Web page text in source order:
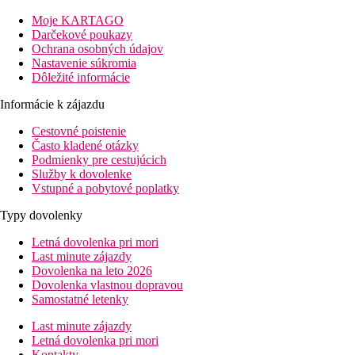
Vzdialenosť
pláže: cca 600 m
letisko: 25 km Varna
centrá: 0.5 km
Dvojlôžková izba
kúpeľňa/WC
klimatizácia
TV/sat.
telefón
balkón alebo terasa
Ostatné typy izieb(pokiaľ nie je uvedené inak, majú izby
vyššie uvedené vybavenie)
Dvojlôžková izba, Promo:
ponuka, izby môžu byť umiestnené v menej výhodnej
Dvojlôžková izba, Superior:
Rodinná izba:2 prepojené izby
Moje KARTAGO
Darčekové poukazy
Ochrana osobných údajov
Nastavenie súkromia
Dôležité informácie
Informácie k zájazdu
Cestovné poistenie
Často kladené otázky
Podmienky pre cestujúcich
Služby k dovolenke
Vstupné a pobytové poplatky
Typy dovolenky
Letná dovolenka pri mori
Last minute zájazdy
Dovolenka na leto 2026
Dovolenka vlastnou dopravou
Samostatné letenky
Last minute zájazdy
Letná dovolenka pri mori